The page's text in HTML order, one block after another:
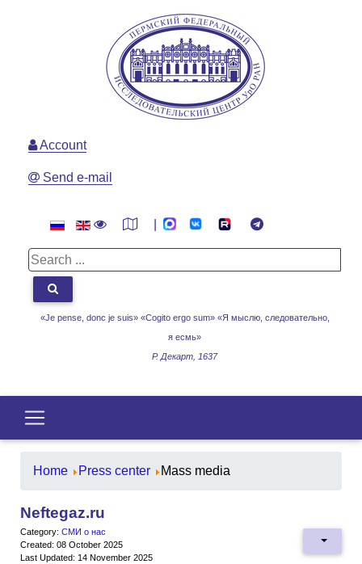
«Je pense, donc je suis» «Cogito ergo sum» «Я мыслю, следовательно,
я есмь»
Р. Декарт, 1637
Account
Send e-mail
Home Press center Mass media
Neftegaz.ru
Category: СМИ о нас
Created: 08 October 2025
Last Updated: 14 November 2025